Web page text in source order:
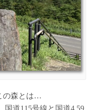
の森とは…